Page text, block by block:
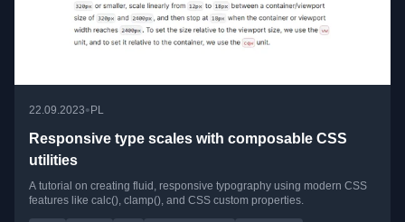
22.09.2023• PL
Responsive type scales with composable CSS
utilities
A tutorial on creating fluid, responsive typography using modern CSS
features like calc(), clamp(), and CSS custom properties.